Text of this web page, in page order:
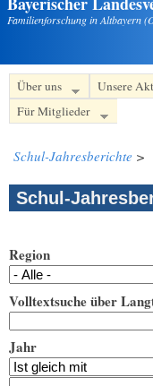
Familienforschung in Altbayern
Über uns Unsere
Für Mitglieder
Schul-Jahresberichte >
Schul-
Region
Volltextsuche über
Jahr